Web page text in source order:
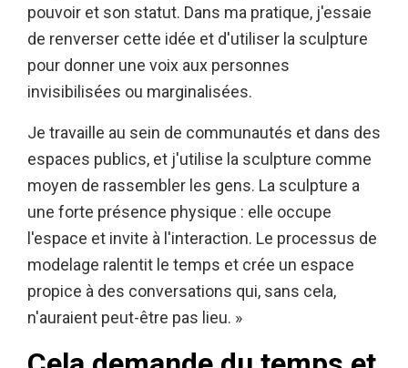
pouvoir et son statut. Dans ma pratique, j'essaie
de renverser cette idée et d'utiliser la sculpture
pour donner une voix aux personnes
invisibilisées ou marginalisées.
Je travaille au sein de communautés et dans des
espaces publics, et j'utilise la sculpture comme
moyen de rassembler les gens. La sculpture a
une forte présence physique : elle occupe
l'espace et invite à l'interaction. Le processus de
modelage ralentit le temps et crée un espace
propice à des conversations qui, sans cela,
n'auraient peut-être pas lieu. »